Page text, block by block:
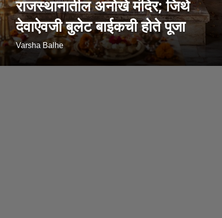
राजस्थानातील अनोखे मंदिर; जिथे
देवाऐवजी बुलेट बाईकची होते पूजा
Varsha Balhe